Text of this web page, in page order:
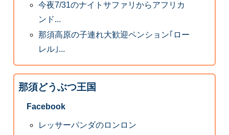
今夜7/31のナイトサファリからアフリカ
ンド...
那須高原の子連れ大歓迎ペンション｢ロー
レル｣...
那須どうぶつ王国
Facebook
レッサーパンダのロンロン